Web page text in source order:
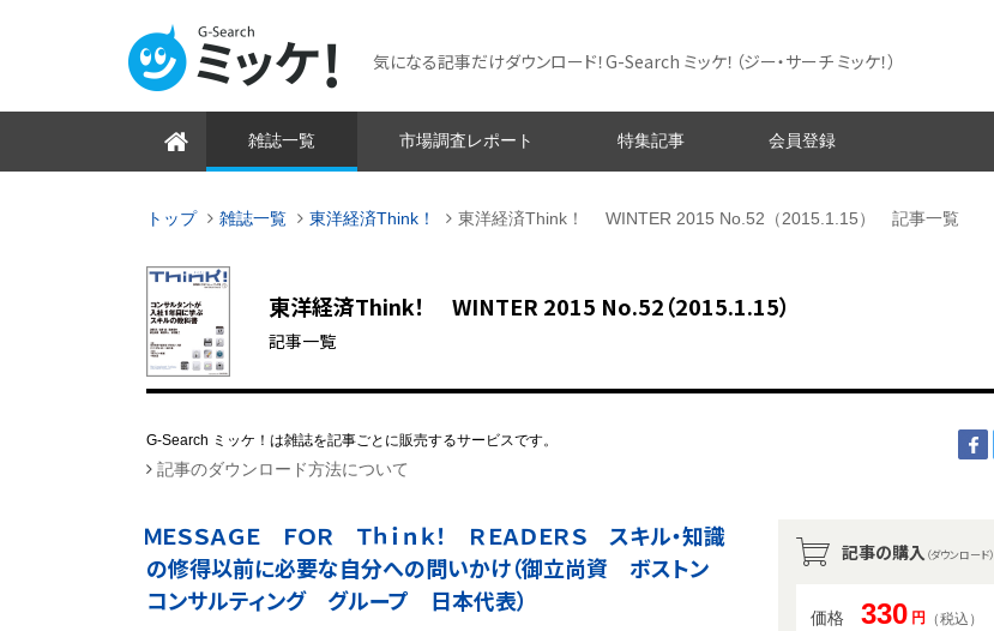
気になる記事だけダウンロード！G-Search ミッケ！ （ジー・サーチ ミッケ！）
雑誌一覧 市場調査レポート 特集記事 会員登録
トップ 雑誌一覧 東洋経済Think！ 東洋経済Think！ WINTER 2015 No.52（2015.1.15） 記事一覧
東洋経済Think！ WINTER 2015 No.52（2015.1.15）
記事一覧
G-Search ミッケ！は雑誌を記事ごとに販売するサービスです。
記事のダウンロード方法について
ＭＥＳＳＡＧＥ ＦＯＲ Ｔｈｉｎｋ！ ＲＥＡＤＥＲＳ スキル・知識
の修得以前に必要な自分への問いかけ（御立尚資 ボストン
コンサルティング グループ 日本代表）
記事の購入 （ダウンロード）
価格 330 円（税込）